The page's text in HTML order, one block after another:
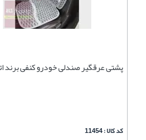
پشتی عرقگیر صندلی خودرو کنفی برند
کد کالا : 11454